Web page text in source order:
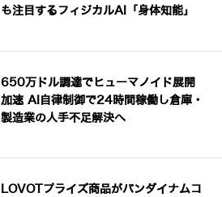
も注目するフィジカルAI「身体知能」
650万ドル調達でヒューマノイド展開
加速 AI自律制御で24時間稼働し倉庫・
製造業の人手不足解決へ
LOVOTプライズ商品がバンダイナムコ